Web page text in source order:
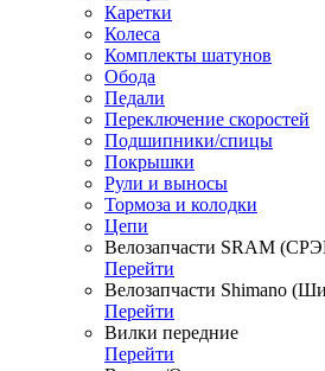
Каретки
Колеса
Комплекты шатунов
Обода
Педали
Переключение скоростей
Подшипники/спицы
Покрышки
Рули и выносы
Тормоза и колодки
Цепи
Велозапчасти SRAM
Перейти
Велозапчасти Shimano
Перейти
Вилки передние
Перейти